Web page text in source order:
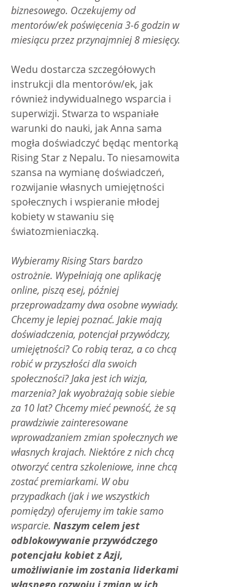
biznesowego. Oczekujemy od
mentorów/ek poświęcenia 3-6 godzin w
miesiącu przez przynajmniej 8 miesięcy.
Wedu dostarcza szczegółowych
instrukcji dla mentorów/ek, jak
również indywidualnego wsparcia i
superwizji. Stwarza to wspaniałe
warunki do nauki, jak Anna sama
mogła doświadczyć będąc mentorką
Rising Star z Nepalu. To niesamowita
szansa na wymianę doświadczeń,
rozwijanie własnych umiejętności
społecznych i wspieranie młodej
kobiety w stawaniu się
światozmieniaczką.
Wybieramy Rising Stars bardzo
ostrożnie. Wypełniają one aplikację
online, piszą esej, później
przeprowadzamy dwa osobne wywiady.
Chcemy je lepiej poznać. Jakie mają
doświadczenia, potencjał przywódczy,
umiejętności? Co robią teraz, a co chcą
robić w przyszłości dla swoich
społeczności? Jaka jest ich wizja,
marzenia? Jak wyobrażają sobie siebie
za 10 lat? Chcemy mieć pewność, że są
prawdziwie zainteresowane
wprowadzaniem zmian społecznych we
własnych krajach. Niektóre z nich chcą
otworzyć centra szkoleniowe, inne chcą
zostać premiarkami. W obu
przypadkach (jak i we wszystkich
pomiędzy) oferujemy im takie samo
wsparcie. Naszym celem jest
odblokowywanie przywódczego
potencjału kobiet z Azji,
umożliwianie im zostania liderkami